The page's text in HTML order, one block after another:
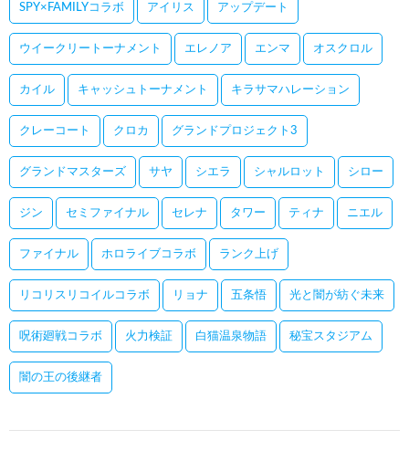
SPY×FAMILYコラボ アイリス アップデート
ウイークリートーナメント エレノア エンマ オスクロル
カイル キャッシュトーナメント キラサマハレーション
クレーコート クロカ グランドプロジェクト3
グランドマスターズ サヤ シエラ シャルロット シロー
ジン セミファイナル セレナ タワー ティナ ニエル
ファイナル ホロライブコラボ ランク上げ
リコリスリコイルコラボ リョナ 五条悟 光と闇が紡ぐ未来
呪術廻戦コラボ 火力検証 白猫温泉物語 秘宝スタジアム
闇の王の後継者